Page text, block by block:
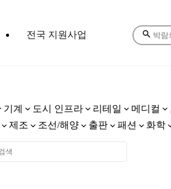
전국 지원사업
기계 도시 인프라 리테일 메디컬
제조 조선/해양 출판 패션 화학